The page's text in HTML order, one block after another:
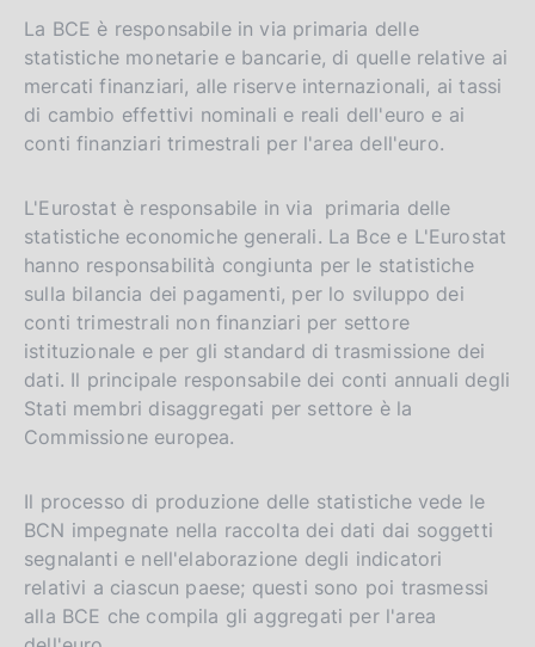
La BCE è responsabile in via primaria delle
statistiche monetarie e bancarie, di quelle relative ai
mercati finanziari, alle riserve internazionali, ai tassi
di cambio effettivi nominali e reali dell'euro e ai
conti finanziari trimestrali per l'area dell'euro.
L'Eurostat è responsabile in via primaria delle
statistiche economiche generali. La Bce e L'Eurostat
hanno responsabilità congiunta per le statistiche
sulla bilancia dei pagamenti, per lo sviluppo dei
conti trimestrali non finanziari per settore
istituzionale e per gli standard di trasmissione dei
dati. Il principale responsabile dei conti annuali degli
Stati membri disaggregati per settore è la
Commissione europea.
Il processo di produzione delle statistiche vede le
BCN impegnate nella raccolta dei dati dai soggetti
segnalanti e nell'elaborazione degli indicatori
relativi a ciascun paese; questi sono poi trasmessi
alla BCE che compila gli aggregati per l'area